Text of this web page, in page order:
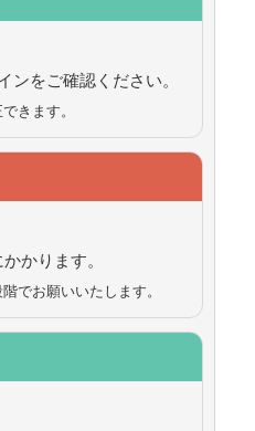
ンをご確認ください。
きます。
かります。
でお願いいたします。